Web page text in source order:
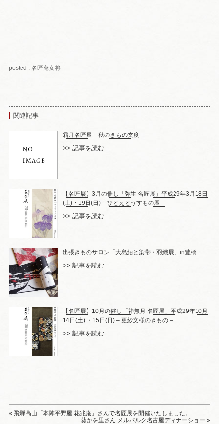
posted : 名匠庵女将
関連記事
霜月名匠展 – 秋のきもの支度 –
>> 記事を読む
【名匠展】3月の催し「弥生 名匠展」平成29年3月18日
(土)・19日(日) – ひとえとうすもの展 –
>> 記事を読む
出張きものサロン「大島紬と染帯・羽織展」in豊橋
>> 記事を読む
【名匠展】10月の催し「神無月 名匠展」平成29年10月
14日(土) ・15日(日) – 更紗文様のきもの –
>> 記事を読む
« 飛騨高山「本陣平野屋 花兆庵」さんで名匠展を開催いたしました。
葵かを里さん メルパルク名古屋ディナーショー »